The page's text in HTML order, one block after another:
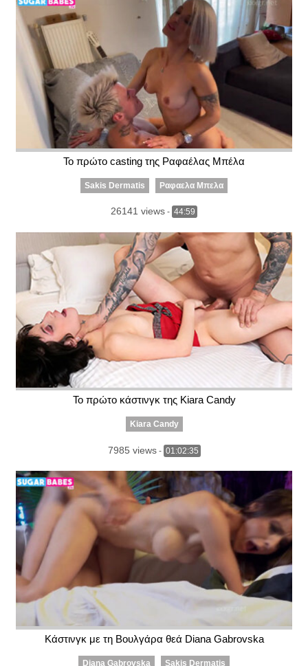
Το πρώτο casting της Ραφαέλας Μπέλα
Sakis Dermatis Ραφαελα Μπελα
26141 views - 44:59
Το πρώτο κάστινγκ της Kiara Candy
Kiara Candy
7985 views- 01:02:35
Κάστινγκ με τη Βουλγάρα θεά Diana Gabrovska
Diana Gabrovska Sakis Dermatis